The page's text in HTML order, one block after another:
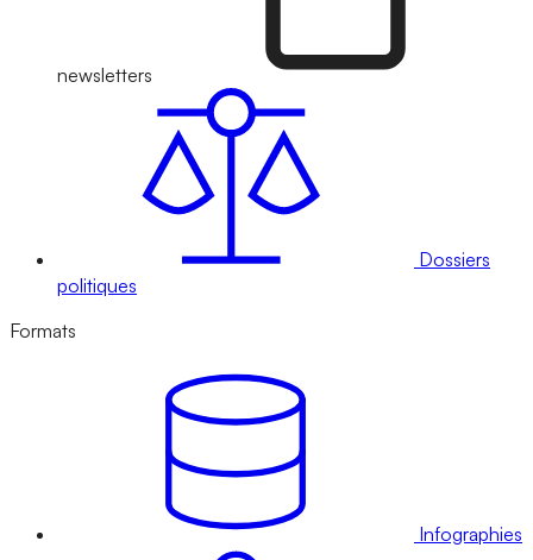
newsletters
Dossiers
politiques
Formats
Infographies